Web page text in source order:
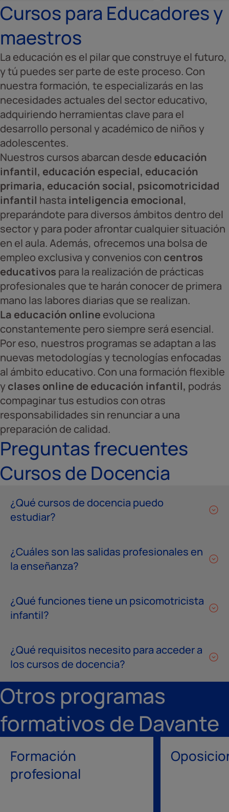
Cursos para Educadores y
maestros
La educación es el pilar que construye el futuro,
y tú puedes ser parte de este proceso. Con
nuestra formación, te especializarás en las
necesidades actuales del sector educativo,
adquiriendo herramientas clave para el
desarrollo personal y académico de niños y
adolescentes.
Nuestros cursos abarcan desde educación
infantil, educación especial, educación
primaria, educación social, psicomotricidad
infantil hasta inteligencia emocional,
preparándote para diversos ámbitos dentro del
sector y para poder afrontar cualquier situación
en el aula. Además, ofrecemos una bolsa de
empleo exclusiva y convenios con centros
educativos para la realización de prácticas
profesionales que te harán conocer de primera
mano las labores diarias que se realizan.
La educación online evoluciona
constantemente pero siempre será esencial.
Por eso, nuestros programas se adaptan a las
nuevas metodologías y tecnologías enfocadas
al ámbito educativo. Con una formación flexible
yclases online de educación infantil, podrás
compaginar tus estudios con otras
responsabilidades sin renunciar a una
preparación de calidad.
Preguntas frecuentes
Cursos de Docencia
¿Qué cursos de docencia puedo
estudiar?
¿Cuáles son las salidas profesionales en
la enseñanza?
¿Qué funciones tiene un psicomotricista
infantil?
¿Qué requisitos necesito para acceder a
los cursos de docencia?
Otros programas
formativos de Davante
Formación
profesional